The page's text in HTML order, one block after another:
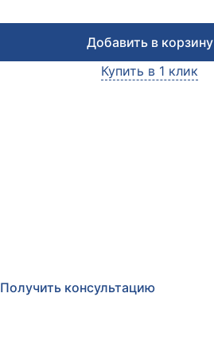
Добавить в корзину
Купить в 1 клик
Получить консультацию